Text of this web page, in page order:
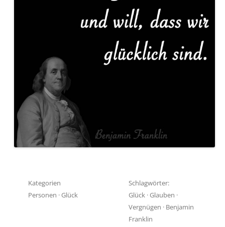
Kategorien
Personen ·Glück
Schlagwörter:
Glück ·Glauben ·
Vergnügen · Benjamin
Franklin